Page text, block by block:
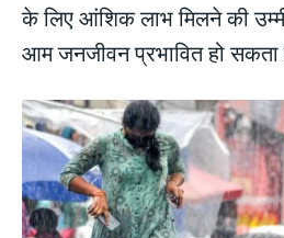
के लिए आंशिक लाभ मिलने की
आम जनजीवन प्रभावित हो सकता